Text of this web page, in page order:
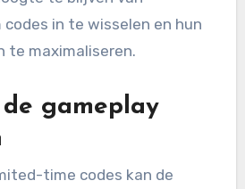
in te wisselen en hun
te maximaliseren.
de gameplay
time codes kan de